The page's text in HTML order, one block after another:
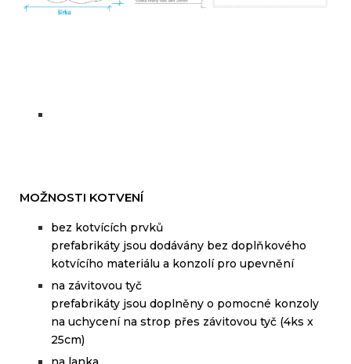
MOŽNOSTI KOTVENÍ
bez kotvících prvků
prefabrikáty jsou dodávány bez doplňkového
kotvícího materiálu a konzolí pro upevnění
na závitovou tyč
prefabrikáty jsou doplněny o pomocné konzoly
na uchycení na strop přes závitovou tyč (4ks x
25cm)